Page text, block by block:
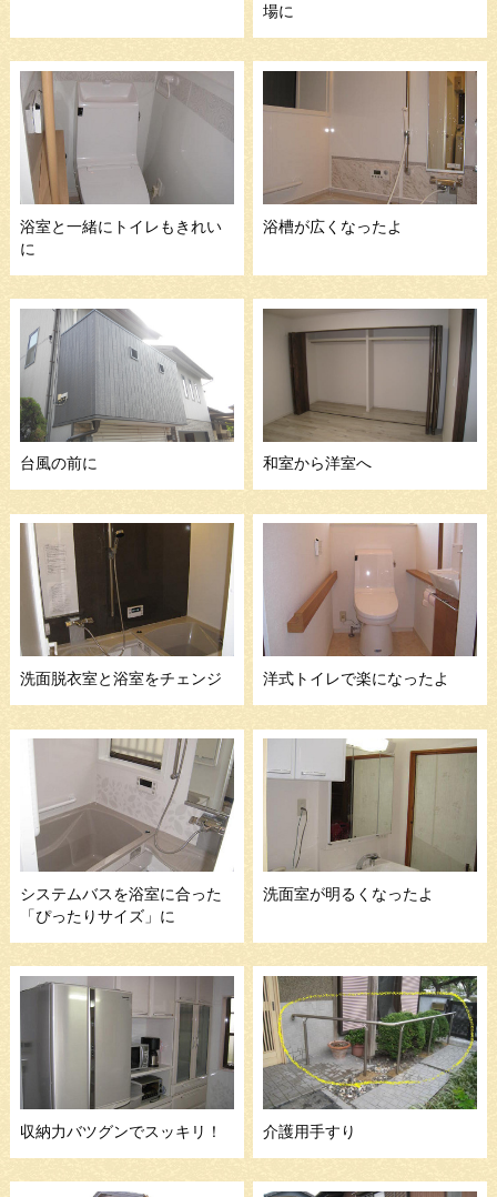
場に
浴室と一緒にトイレもきれい
に
浴槽が広くなったよ
台風の前に 和室から洋室へ
洗面脱衣室と浴室をチェンジ 洋式トイレで楽になったよ
システムバスを浴室に合った
「ぴったりサイズ」に
洗面室が明るくなったよ
収納力バツグンでスッキリ！ 介護用手すり